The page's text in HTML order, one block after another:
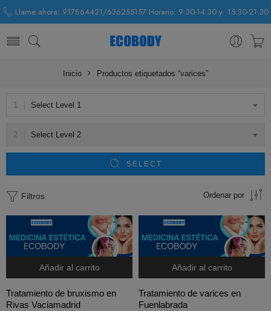
Llame ahora: 917864421/636255157 Horario: 9:30-14:30 y 15:30-21:30
Inicio Productos etiquetados “varices”
Select Level 1
Select Level 2
SELECT
Filtros Ordenar por
Añadir al carrito
Tratamiento de bruxismo en
Rivas Vaciamadrid
Añadir al carrito
Tratamiento de varices en
Fuenlabrada